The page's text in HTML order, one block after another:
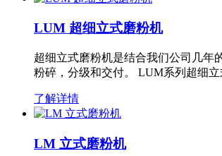
LUM 超细立式磨粉机
超细立式磨粉机是结合我们公司几年
粉碎，分级和交付。 LUM系列超细
了解详情
LM 立式磨粉机